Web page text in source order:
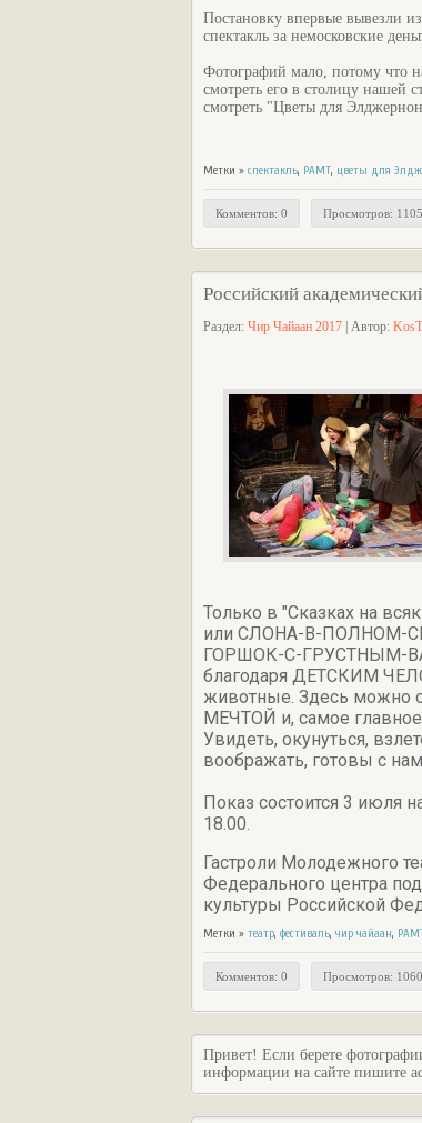
Постановку впервые вывезли
спектакль за немосковские
Фотографий мало, потому что
смотреть его в столицу нашей
смотреть "Цветы для
Метки » спектакль, РАМТ, цветы для
Комментов: 0 Просмотров: 1105
Российский
Раздел: Чир Чайаан 2017 | Автор:
Только в "Сказках на
или СЛОНА-В-ПОЛНОМ-
ГОРШОК-С-ГРУСТНЫМ-
благодаря ДЕТСКИМ
животные. Здесь можно
МЕЧТОЙ и, самое
Увидеть, окунуться,
воображать, готовы с
Показ состоится 3 июля
18.00.
Гастроли Молодежного
Федерального центра
культуры Российской
Метки » театр, фестиваль, чир чайаан,
Комментов: 0 Просмотров: 1060
Привет! Если берете
информации на сайте пишите